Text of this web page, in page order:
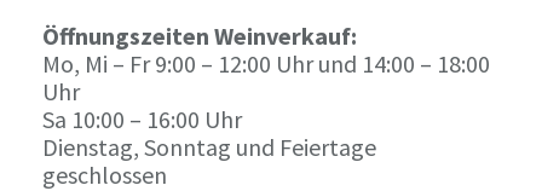
Öffnungszeiten Weinverkauf:
Mo, Mi – Fr 9:00 – 12:00 Uhr und 14:00 – 18:00
Uhr
Sa 10:00 – 16:00 Uhr
Dienstag, Sonntag und Feiertage
geschlossen